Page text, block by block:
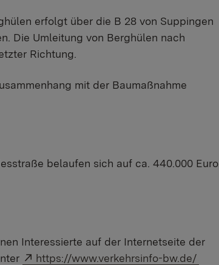
erfolgt über die B 28 von Suppingen
Die Umleitung von Berghülen nach
Richtung.
mit der Baumaßnahme
belaufen sich auf ca. 440.000 Euro.
Interessierte auf der Internetseite der
Externer Link:
https://www.verkehrsinfo-bw.de/